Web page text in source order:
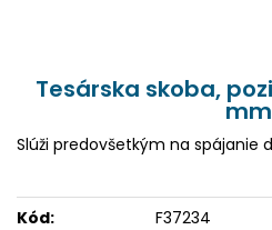
Tesárska skoba,
mm
Slúži predovšetkým na spájanie
Kód:
F37234